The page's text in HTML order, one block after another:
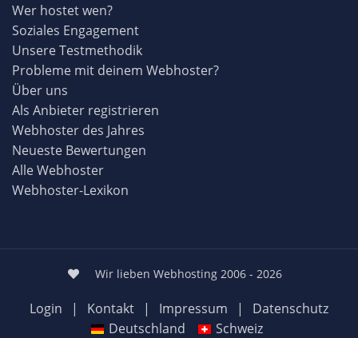
Wer hostet wen?
Soziales Engagement
Unsere Testmethodik
Probleme mit deinem Webhoster?
Über uns
Als Anbieter registrieren
Webhoster des Jahres
Neueste Bewertungen
Alle Webhoster
Webhoster-Lexikon
Wir lieben Webhosting 2006 - 2026
Login | Kontakt | Impressum |
Datenschutz
Deutschland
Schweiz